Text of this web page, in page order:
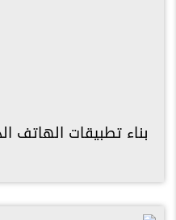
بناء تطبيقات الهاتف